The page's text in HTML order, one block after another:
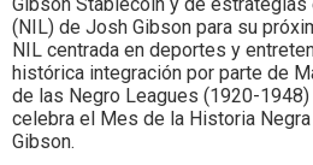
(NIL) de Josh Gibson para su
NIL centrada en deportes y
histórica integración por parte de
de las Negro Leagues (1920-
celebra el Mes de la Historia
Gibson.